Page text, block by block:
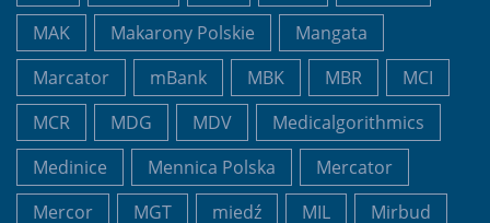
MAK
Makarony Polskie
Mangata
Marcator
mBank MBK MBR
MCI
MCR
MDG MDV
Medicalgorithmics
Medinice
Mennica Polska
Mercator
Mercor
MGT miedź MIL
Mirbud